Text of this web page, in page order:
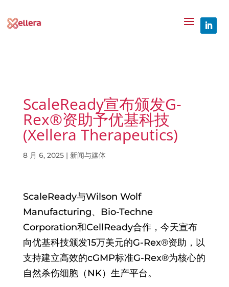
ScaleReady宣布颁发G-
Rex®资助予优基科技
(Xellera Therapeutics)
8 月 6, 2025| 新闻与媒体
ScaleReady与Wilson Wolf
Manufacturing、Bio-Techne
Corporation和CellReady合作，今天宣布
向优基科技颁发15万美元的G-Rex®资助，以
支持建立高效的cGMP标准G-Rex®为核心的
自然杀伤细胞（NK）生产平台。